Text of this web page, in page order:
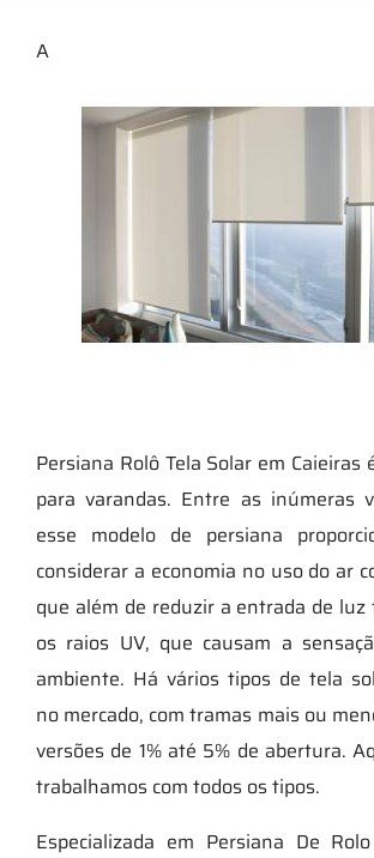
A
Persiana Rolô Tela Solar em Caieiras
para varandas. Entre as inúmeras
esse modelo de persiana
considerar a economia no uso do ar
que além de reduzir a entrada de
os raios UV, que causam a
ambiente. Há vários tipos de tela
no mercado, com tramas mais ou
versões de 1% até 5% de abertura.
trabalhamos com todos os tipos.
Especializada em Persiana De